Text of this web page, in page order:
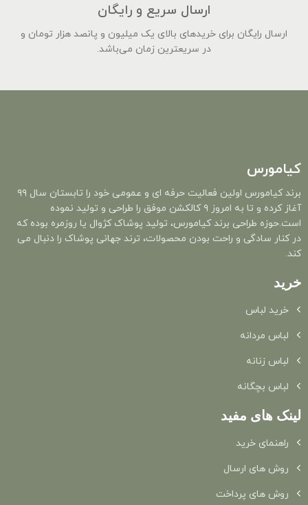
ارسال سریع و رایگان
ارسال رایگان برای خریدهای بالای یک میلیون و پانصد هزار تومان و
در سریعترین زمان می‌باشد.
کیامورس
برند کیامورس اولین فعالیت حرفه ای و عمومی خود را تابستان سال ۹۹
آغاز کرده و تا به امروز ۹ کالکشن موفق را طراحی و تولید نموده
است.حوزه طراحی برند کیامورس، تولید پوشاک کژوال یا روزمره بوده که
در کنار سادگی و راحت بودن محصولات، ترند جهانی پوشاک را دنبال می
کند.
خرید
خرید لباس
لباس مردانه
لباس زنانه
لباس بچگانه
لینک های مفید
راهنمای خرید
روش های ارسال
روش های پرداخت